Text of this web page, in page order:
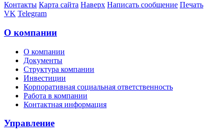
Контакты Карта сайта Наверх Написать сообщение Печать
VK Telegram
О компании
О компании
Документы
Структура компании
Инвестиции
Корпоративная социальная ответственность
Работа в компании
Контактная информация
Управление